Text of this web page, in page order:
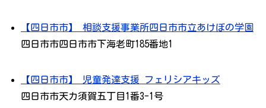
【四日市市】 相談支援事業所四日市市立あけぼの学園
四日市市四日市市下海老町185番地1
【四日市市】 児童発達支援 フェリシアキッズ
四日市市天カ須賀五丁目1番3-1号